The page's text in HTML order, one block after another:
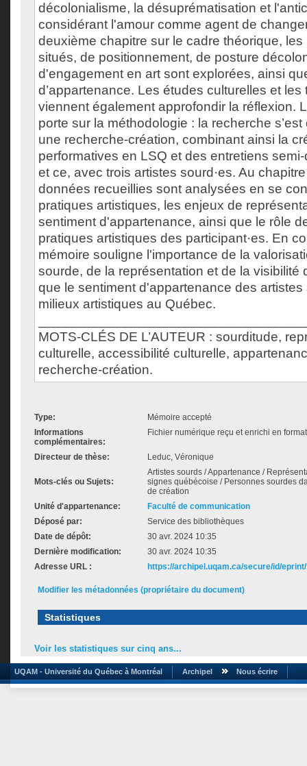
décolonialisme, la désuprématisation et
considérant l'amour comme agent de
deuxième chapitre sur le cadre théorique,
situés, de positionnement, de posture
d'engagement en art sont explorées, ainsi
d’appartenance. Les études culturelles et les
viennent également approfondir la réflexion.
porte sur la méthodologie : la recherche
une recherche-création, combinant ainsi la
performatives en LSQ et des entretiens
et ce, avec trois artistes sourd·es. Au
données recueillies sont analysées en se
pratiques artistiques, les enjeux de
sentiment d'appartenance, ainsi que le rôle
pratiques artistiques des participant·es. En
mémoire souligne l'importance de la
sourde, de la représentation et de la visibilité
que le sentiment d'appartenance des artistes
milieux artistiques au Québec.
MOTS-CLÉS DE L’AUTEUR : sourditude,
culturelle, accessibilité culturelle,
recherche-création.
Type:
Mémoire accepté
Informations
complémentaires:
Fichier numérique reçu et enrichi en
Directeur de thèse: Leduc, Véronique
Mots-clés ou Sujets:
Artistes sourds / Appartenance /
signes québécoise / Personnes sourdes
de création
Unité d'appartenance:
Faculté de communication
Déposé par:
Service des bibliothèques
Date de dépôt:
30 avr. 2024 10:35
Dernière modification:
30 avr. 2024 10:35
Adresse URL :
https://archipel.uqam.ca/secure/id/
Modifier les métadonnées (propriétaire du document)
Statistiques
Voir les statistiques sur cinq ans...
UQAM - Université du Québec à Montréal Archipel Nous écrire